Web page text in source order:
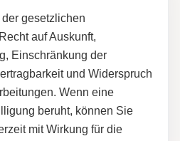
gesetzlichen
auf Auskunft,
Einschränkung der
und Widerspruch
Wenn eine
beruht, können Sie
mit Wirkung für die